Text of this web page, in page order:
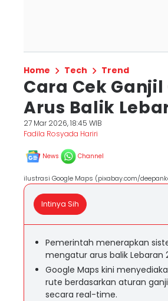
Home Tech Trend
Cara Cek
Arus Balik
27 Mar 2026, 18:45 WIB
Fadila Rosyada Hariri
News Channel
ilustrasi Google Maps (pixabay.com/
Intinya Sih
Pemerintah menerapkan
mengatur arus balik Lebaran
Google Maps kini
rute berdasarkan aturan
secara real-time.